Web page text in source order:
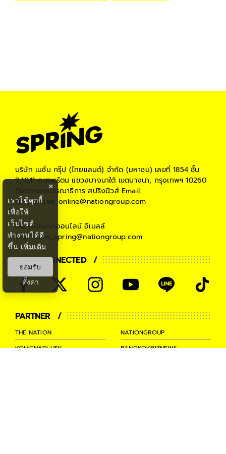
บริษัท เนชั่น กรุ๊ป (ไทยแลนด์) จำกัด (มหาชน) เลขที่ 1854 ชั้น
9,10,11 ถ.เทพรัตน แขวงบางนาใต้ เขตบางนา, กรุงเทพฯ 10260
ติดต่อกองบรรณาธิการ สปริงนิวส์Email:
springnews_online@nationgroup.com
ติดต่อโฆษณาออนไลน์ อีเมลล์
teamsales_spring@nationgroup.com
STAY CONNECTED
PARTNER
THE NATION
NATIONGROUP
KOMCHADLUEK
BANGKOKBIZNEWS
×
เราใช้คุกกี้
เพื่อให้
เว็บไซต์
ทำงานได้ดี
ขึ้น เพิ่มเติม
ยอมรับ
ตั้งค่า